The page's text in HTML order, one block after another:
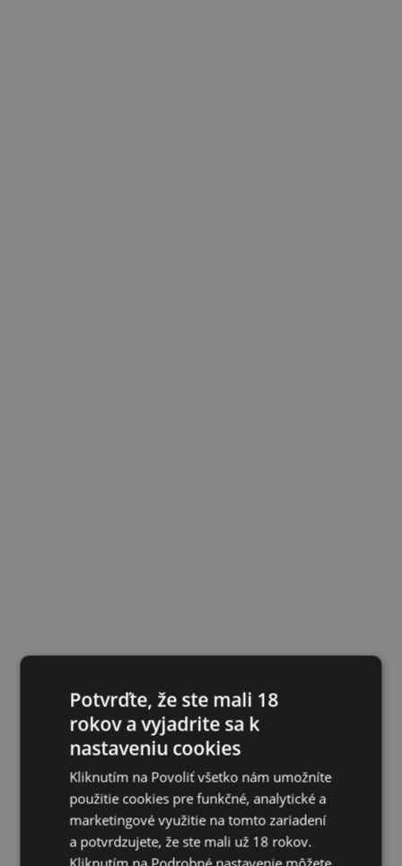
Potvrďte, že ste mali 18
rokov a vyjadrite sa k
nastaveniu cookies
Kliknutím na Povoliť všetko nám umožníte
použitie cookies pre funkčné, analytické a
marketingové využitie na tomto zariadení
a potvrdzujete, že ste mali už 18 rokov.